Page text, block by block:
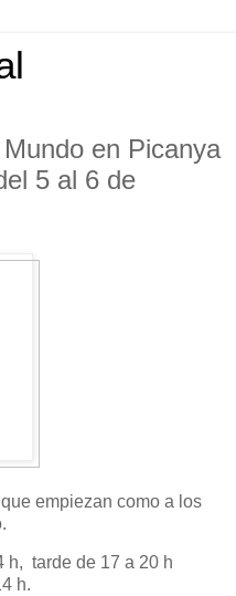
en Picanya
5 al 6 de
empiezan como a los
tarde de 17 a 20 h
h.